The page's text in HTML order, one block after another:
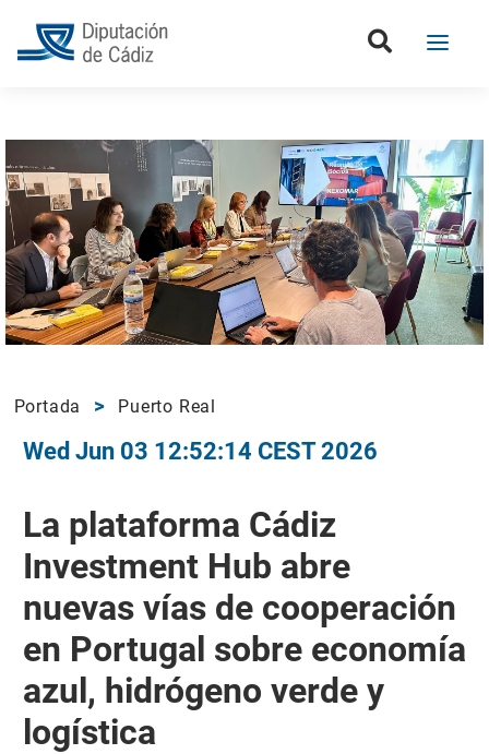
Portada Puerto Real
Wed Jun 03 12:52:14 CEST 2026
La plataforma Cádiz
Investment Hub abre
nuevas vías de cooperación
en Portugal sobre economía
azul, hidrógeno verde y
logística